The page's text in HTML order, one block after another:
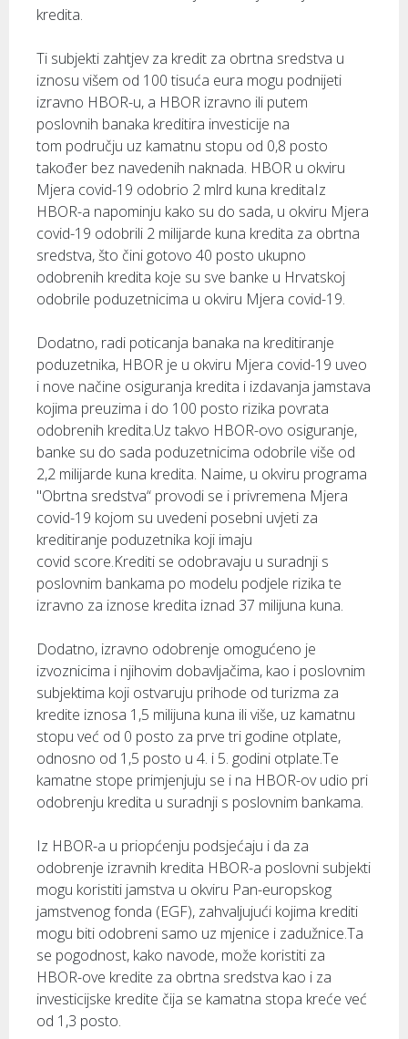
kredita.
Ti subjekti zahtjev za kredit za obrtna sredstva u
iznosu višem od 100 tisuća eura mogu podnijeti
izravno HBOR-u, a HBOR izravno ili putem
poslovnih banaka kreditira investicije na
tom području uz kamatnu stopu od 0,8 posto
također bez navedenih naknada. HBOR u okviru
Mjera covid-19 odobrio 2 mlrd kuna kreditaIz
HBOR-a napominju kako su do sada, u okviru Mjera
covid-19 odobrili 2 milijarde kuna kredita za obrtna
sredstva, što čini gotovo 40 posto ukupno
odobrenih kredita koje su sve banke u Hrvatskoj
odobrile poduzetnicima u okviru Mjera covid-19.
Dodatno, radi poticanja banaka na kreditiranje
poduzetnika, HBOR je u okviru Mjera covid-19 uveo
i nove načine osiguranja kredita i izdavanja jamstava
kojima preuzima i do 100 posto rizika povrata
odobrenih kredita.Uz takvo HBOR-ovo osiguranje,
banke su do sada poduzetnicima odobrile više od
2,2 milijarde kuna kredita. Naime, u okviru programa
"Obrtna sredstva“ provodi se i privremena Mjera
covid-19 kojom su uvedeni posebni uvjeti za
kreditiranje poduzetnika koji imaju
covid score.Krediti se odobravaju u suradnji s
poslovnim bankama po modelu podjele rizika te
izravno za iznose kredita iznad 37 milijuna kuna.
Dodatno, izravno odobrenje omogućeno je
izvoznicima i njihovim dobavljačima, kao i poslovnim
subjektima koji ostvaruju prihode od turizma za
kredite iznosa 1,5 milijuna kuna ili više, uz kamatnu
stopu već od 0 posto za prve tri godine otplate,
odnosno od 1,5 posto u 4. i 5. godini otplate.Te
kamatne stope primjenjuju se i na HBOR-ov udio pri
odobrenju kredita u suradnji s poslovnim bankama.
Iz HBOR-a u priopćenju podsjećaju i da za
odobrenje izravnih kredita HBOR-a poslovni subjekti
mogu koristiti jamstva u okviru Pan-europskog
jamstvenog fonda (EGF), zahvaljujući kojima krediti
mogu biti odobreni samo uz mjenice i zadužnice.Ta
se pogodnost, kako navode, može koristiti za
HBOR-ove kredite za obrtna sredstva kao i za
investicijske kredite čija se kamatna stopa kreće već
od 1,3 posto.